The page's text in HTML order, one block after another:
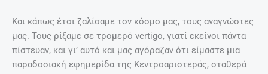
Και κάπως έτσι ζαλίσαμε τον κόσμο μας, τους αναγνώστες
μας. Τους ρίξαμε σε τρομερό vertigo, γιατί εκείνοι πάντα
πίστευαν, και γι’ αυτό και μας αγόραζαν ότι είμαστε μια
παραδοσιακή εφημερίδα της Κεντροαριστεράς, σταθερά